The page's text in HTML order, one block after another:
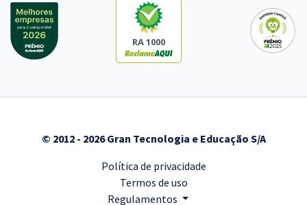
RA 1000
© 2012 - 2026 Gran Tecnologia e Educação S/A
Política de privacidade
Termos de uso
Regulamentos